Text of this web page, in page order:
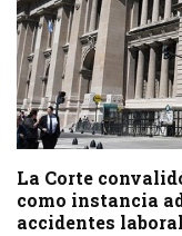
La Corte
como instancia
accidentes